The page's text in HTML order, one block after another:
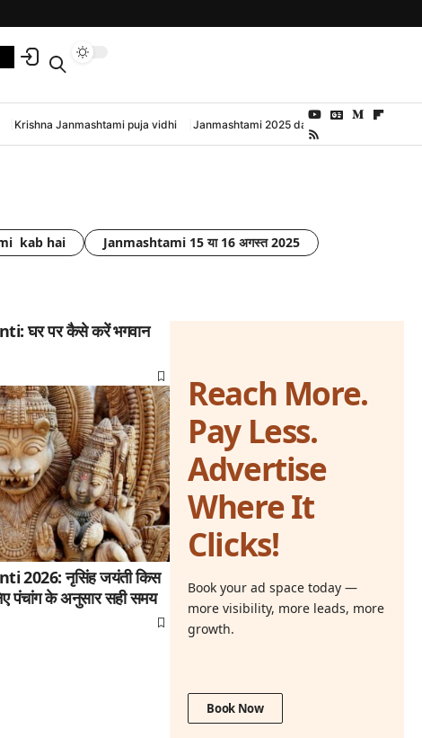
Krishna Janmashtami puja vidhi Janmashtami 2025 date and time
kab hai
Janmashtami 15 या 16 अगस्त 2025
घर पर कैसे करें भगवान
2026: नृसिंह जयंती किस
पंचांग के अनुसार सही समय
Reach More.
Pay Less.
Advertise
Where It
Clicks!
Book your ad space today —
more visibility, more leads, more
growth.
Book Now